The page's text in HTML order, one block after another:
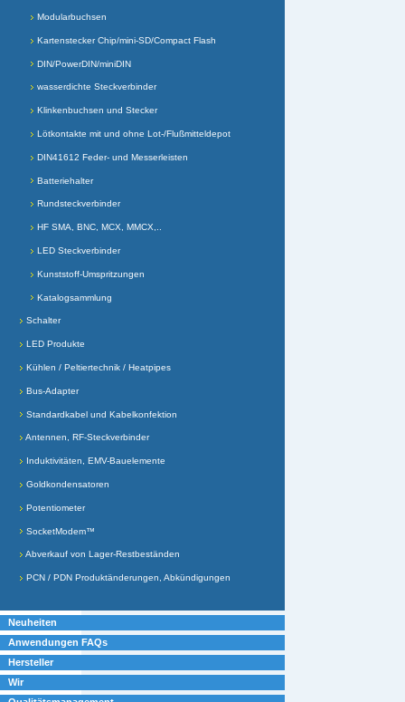
Modularbuchsen
Kartenstecker Chip/mini-SD/Compact Flash
DIN/PowerDIN/miniDIN
wasserdichte Steckverbinder
Klinkenbuchsen und Stecker
Lötkontakte mit und ohne Lot-/Flußmitteldepot
DIN41612 Feder- und Messerleisten
Batteriehalter
Rundsteckverbinder
HF SMA, BNC, MCX, MMCX,..
LED Steckverbinder
Kunststoff-Umspritzungen
Katalogsammlung
Schalter
LED Produkte
Kühlen / Peltiertechnik / Heatpipes
Bus-Adapter
Standardkabel und Kabelkonfektion
Antennen, RF-Steckverbinder
Induktivitäten, EMV-Bauelemente
Goldkondensatoren
Potentiometer
SocketModem™
Abverkauf von Lager-Restbeständen
PCN / PDN Produktänderungen, Abkündigungen
Neuheiten
Anwendungen FAQs
Hersteller
Wir